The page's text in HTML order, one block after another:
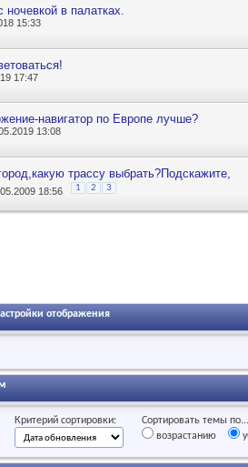
ночевкой в палатках.
15:33
17:47
навигатор по Европе лучше?
13:08
трассу выбрать?Подскажите,
18:56 1 2 3
отображения
Критерий сортировки:
Сортировать темы по...
возрастанию